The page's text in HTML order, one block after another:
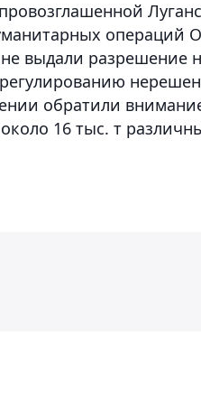
операций
выдали разрешение
обратили
16 тыс. т